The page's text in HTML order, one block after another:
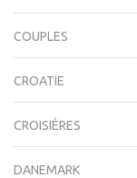
COUPLES
CROATIE
CROISIÈRES
DANEMARK